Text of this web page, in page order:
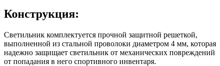
Конструкция:
Светильник комплектуется прочной защитной решеткой,
выполненной из стальной проволоки диаметром 4 мм, которая
надежно защищает светильник от механических повреждений
от попадания в него спортивного инвентаря.